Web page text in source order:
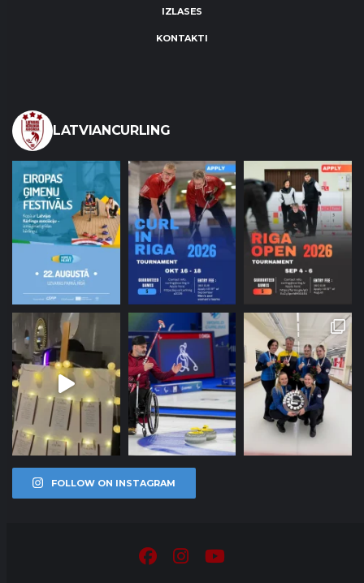
IZLASES
KONTAKTI
LATVIANCURLING
FOLLOW ON INSTAGRAM